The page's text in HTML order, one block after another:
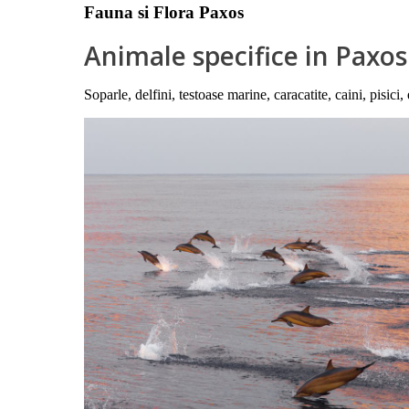
Fauna si Flora Paxos
Animale specifice in Paxos
Soparle, delfini, testoase marine, caracatite, caini,